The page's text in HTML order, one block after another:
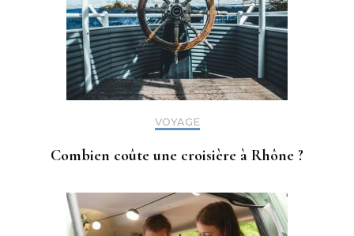
VOYAGE
Combien coûte une croisière à Rhône ?